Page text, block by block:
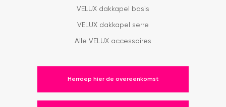
VELUX dakkapel basis
VELUX dakkapel serre
Alle VELUX accessoires
Herroep hier de overeenkomst